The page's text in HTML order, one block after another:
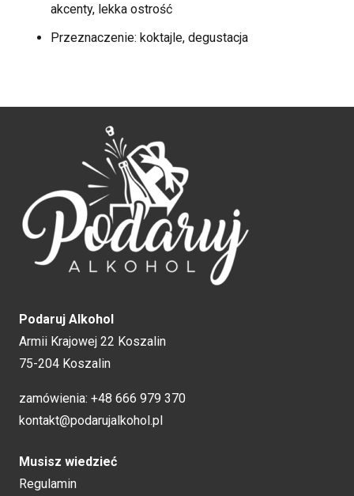
akcenty, lekka ostrość
Przeznaczenie: koktajle, degustacja
Podaruj Alkohol
Armii Krajowej 22 Koszalin
75-204 Koszalin
zamówienia: +48 666 979 370
kontakt@podarujalkohol.pl
Musisz wiedzieć
Regulamin